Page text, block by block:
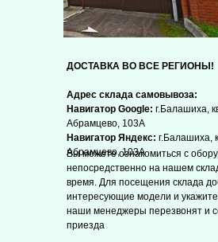
ДОСТАВКА ВО ВСЕ РЕГИОНЫ!
Адрес склада самовывоза:
Навигатор Google: г.Балашиха,
Абрамцево, 103А
Навигатор Яндекс: г.Балашиха,
Абрамцево, 103А
Вы можете ознакомиться с
непосредственно на нашем
время. Для посещения склада
интересующие модели и
наши менеджеры перезвонят и
приезда